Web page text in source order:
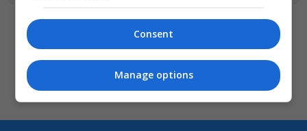
Οι «Τρωάδες» στην Επίδαυρο
τον πολιτισμό
Consent
Manage options